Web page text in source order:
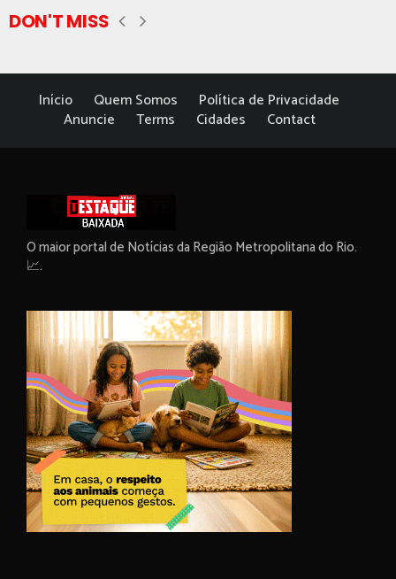
DON'T MISS
Início Quem Somos
Política de Privacidade
Anuncie
Terms Cidades Contact
O maior portal de Notícias da Região Metropolitana do Rio.
📈.